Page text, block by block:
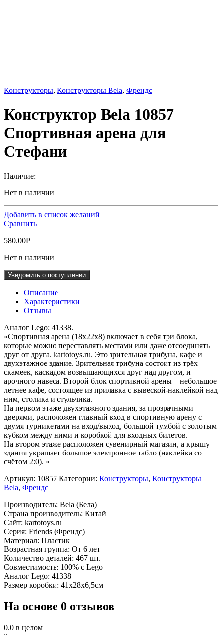
Конструкторы, Конструкторы Bela, Френдс
Конструктор Bela 10857
Спортивная арена для
Стефани
Наличие:
Нет в наличии
Добавить в список желаний
Сравнить
580.00Р
Нет в наличии
Уведомить о поступлении
Описание
Характеристики
Отзывы
Аналог Lego: 41338.
«Спортивная арена (18х22х8) включает в себя три блока,
которые можно переставлять местами или даже отсоединять
друг от друга. kartotoys.ru. Это зрительная трибуна, кафе и
двухэтажное здание. Зрительная трибуна состоит из трёх
скамеек, каскадом возвышающихся друг над другом, и
арочного навеса. Второй блок спортивной арены – небольшое
летнее кафе, состоящее из прилавка с вывеской-наклейкой над
ним, столика и стульчика.
На первом этаже двухэтажного здания, за прозрачными
дверями, расположен главный вход в спортивную арену c
двумя турникетами на вход/выход, большой тумбой с золотым
кубком между ними и коробкой для входных билетов.
На втором этаже расположен сувенирный магазин, а крышу
здания украшает большое электронное табло (наклейка со
счётом 2:0). «
Артикул: 10857 Категории: Конструкторы, Конструкторы
Bela, Френдс
Производитель: Bela (Бела)
Страна производитель: Китай
Сайт: kartotoys.ru
Серия: Friends (Френдс)
Материал: Пластик
Возрастная группа: От 6 лет
Количество деталей: 467 шт.
Совместимость: 100% с Lego
Аналог Lego: 41338
Размер коробки: 41х28х6,5см
На основе 0 отзывов
0.0 в целом